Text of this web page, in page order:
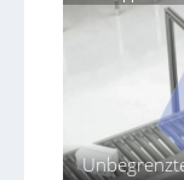
f
ü
r